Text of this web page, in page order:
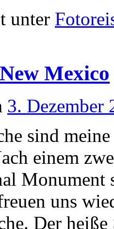
unter
Mexico
3. Dezember
sind
einem
uns
Der